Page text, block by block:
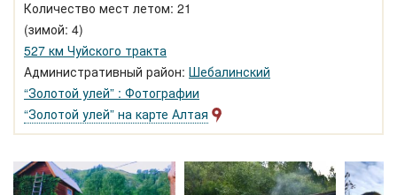
Количество мест летом: 21
(зимой: 4)
527 км Чуйского тракта
Административный район: Шебалинский
“Золотой улей” : Фотографии
“Золотой улей” на карте Алтая